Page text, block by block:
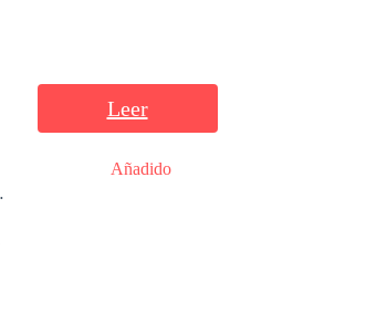
Leer
Añadido